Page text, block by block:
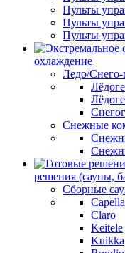
Пульты
Пульты
Пульты
охлаждение
Ледо/Снего-
Снежные
решения (сауны,
Сборные
Capella
Claro
Keitele
Kuikka